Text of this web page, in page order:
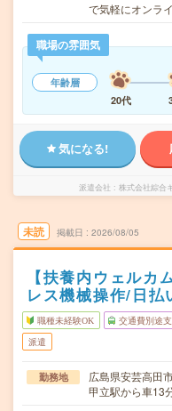
で気軽にオンラ
職場の雰囲気
年齢層
20代
気になる!
派遣会社 株式会社綜合
未読 掲載日 2026/08/05
【扶養内ウェルカ
レス機械操作/日払
職種未経験OK 交通費別途
派遣
勤務地
広島県安芸高田
甲立駅から車13